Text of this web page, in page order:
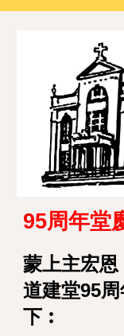
95周年堂
蒙上主宏
道建堂95
下︰